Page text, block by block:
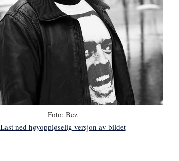
Foto: Bez
Last ned høyoppløselig versjon av bildet